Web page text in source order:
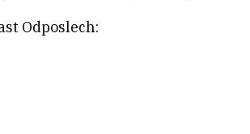
Odposlech: